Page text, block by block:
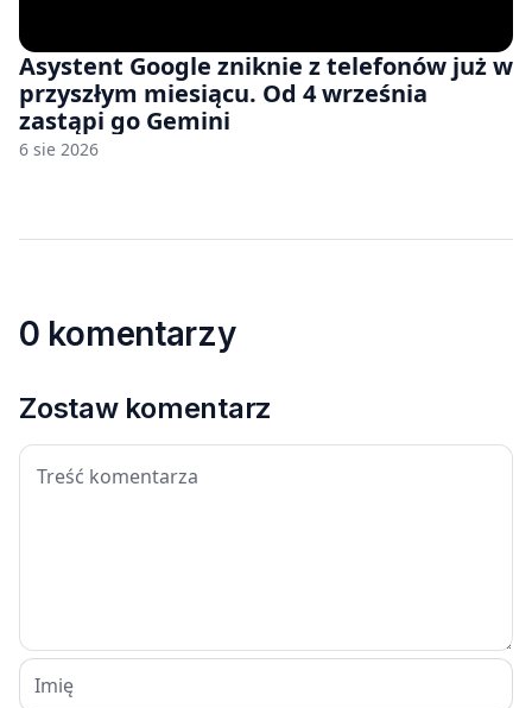
Asystent Google zniknie z telefonów już w
przyszłym miesiącu. Od 4 września
zastąpi go Gemini
6 sie 2026
0 komentarzy
Zostaw komentarz